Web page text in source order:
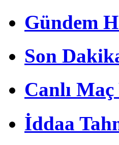
Gündem
Son
Canlı Maç
İddaa